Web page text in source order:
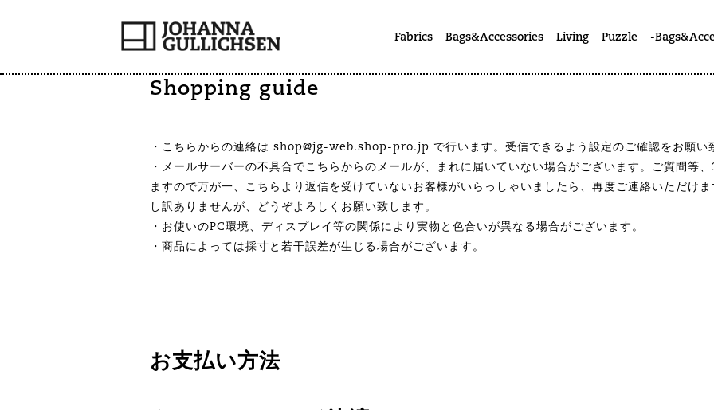
Fabrics
Bags&Accessories Living Puzzle -
Shopping guide
・こちらからの連絡は shop@jg-web.shop-pro.jp で行います。受信できるよう設定のご確認をお願い
・メールサーバーの不具合でこちらからのメールが、まれに届いていない場合がございます。ご質問等
ますので万が一、こちらより返信を受けていないお客様がいらっしゃいましたら、再度ご連絡いただけ
し訳ありませんが、どうぞよろしくお願い致します。
・お使いのPC環境、ディスプレイ等の関係により実物と色合いが異なる場合がございます。
・商品によっては採寸と若干誤差が生じる場合がございます。
お支払い方法